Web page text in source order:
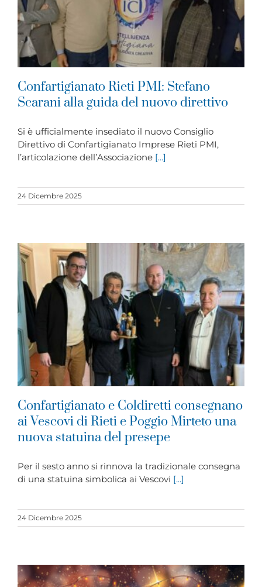
Confartigianato Rieti PMI: Stefano
Scarani alla guida del nuovo direttivo
Si è ufficialmente insediato il nuovo Consiglio
Direttivo di Confartigianato Imprese Rieti PMI,
l’articolazione dell’Associazione [...]
24 Dicembre 2025
Confartigianato e Coldiretti consegnano
ai Vescovi di Rieti e Poggio Mirteto una
nuova statuina del presepe
Per il sesto anno si rinnova la tradizionale consegna
di una statuina simbolica ai Vescovi [...]
24 Dicembre 2025